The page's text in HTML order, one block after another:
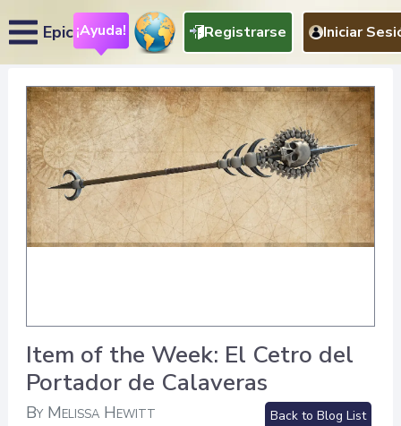
Epic¡Ayuda! Registrarse Iniciar
Item of the Week: El Cetro del
Portador de Calaveras
By Melissa Hewitt
Back to Blog List